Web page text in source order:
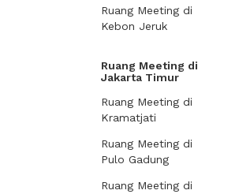
Ruang Meeting di
Kebon Jeruk
Ruang Meeting di
Jakarta Timur
Ruang Meeting di
Kramatjati
Ruang Meeting di
Pulo Gadung
Ruang Meeting di